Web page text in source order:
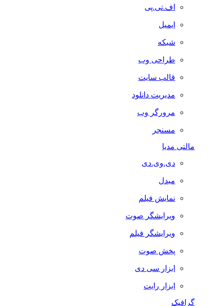
اف.تی.پی
ایمیل
شبکه
طراحی وب
قالب سایت
مدیریت دانلود
مرورگر وب
مسنجر
مالتی مدیا
دی.وی.دی
مبدل
نمایش فیلم
ویرایشگر صوت
ویرایشگر فیلم
پخش صوت
ابزار سی دی
ابزار رایت
گرافیک